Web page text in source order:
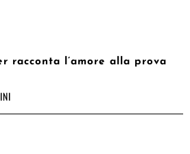
racconta l’amore alla prova